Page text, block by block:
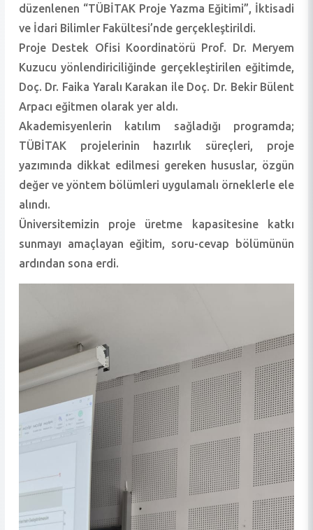
düzenlenen “TÜBİTAK Proje Yazma Eğitimi”, İktisadi
ve İdari Bilimler Fakültesi’nde gerçekleştirildi.
Proje Destek Ofisi Koordinatörü Prof. Dr. Meryem
Kuzucu yönlendiriciliğinde gerçekleştirilen eğitimde,
Doç. Dr. Faika Yaralı Karakan ile Doç. Dr. Bekir Bülent
Arpacı eğitmen olarak yer aldı.
Akademisyenlerin katılım sağladığı programda;
TÜBİTAK projelerinin hazırlık süreçleri, proje
yazımında dikkat edilmesi gereken hususlar, özgün
değer ve yöntem bölümleri uygulamalı örneklerle ele
alındı.
Üniversitemizin proje üretme kapasitesine katkı
sunmayı amaçlayan eğitim, soru-cevap bölümünün
ardından sona erdi.